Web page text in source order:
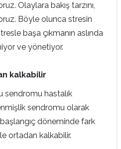
Olaylara bakış tarzını,
Böyle olunca stresin
başa çıkmanın aslında
ve yönetiyor.
kalkabilir
sendromu hastalık
sendromu olarak
başlangıç döneminde fark
ortadan kalkabilir.